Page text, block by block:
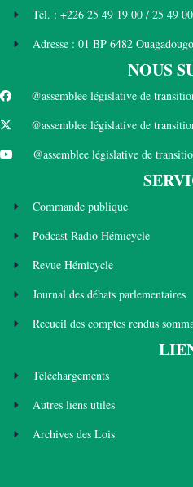
Tél. : +226 25 49 19 00 / 25 49
Adresse : 01 BP 6482
NOUS
@assemblee législative de
@assemblee législative de
@assemblee législative de
Commande publique
Podcast Radio Hémicycle
Revue Hémicycle
Journal des débats parlementaires
Recueil des comptes rendus
Téléchargements
Autres liens utiles
Archives des Lois